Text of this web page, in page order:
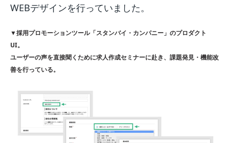
WEBデザインを行っていました。
▼採用プロモーションツール「スタンバイ・カンパニー」のプロダクト
UI。
ユーザーの声を直接聞くために求人作成セミナーに赴き、課題発見・機能改
善を行っている。